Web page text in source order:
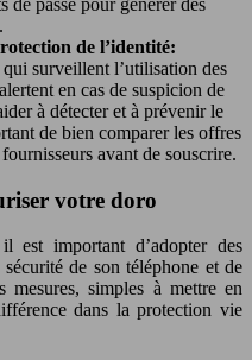
de l’identité:
qui surveillent l’utilisation des
en cas de suspicion de
à détecter et à prévenir le
de bien comparer les offres
avant de souscrire.
votre doro
est important d’adopter des
de son téléphone et de
mesures, simples à mettre en
dans la protection vie